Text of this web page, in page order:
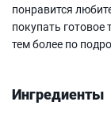
понравится
покупать готовое
тем более по
Ингредиенты